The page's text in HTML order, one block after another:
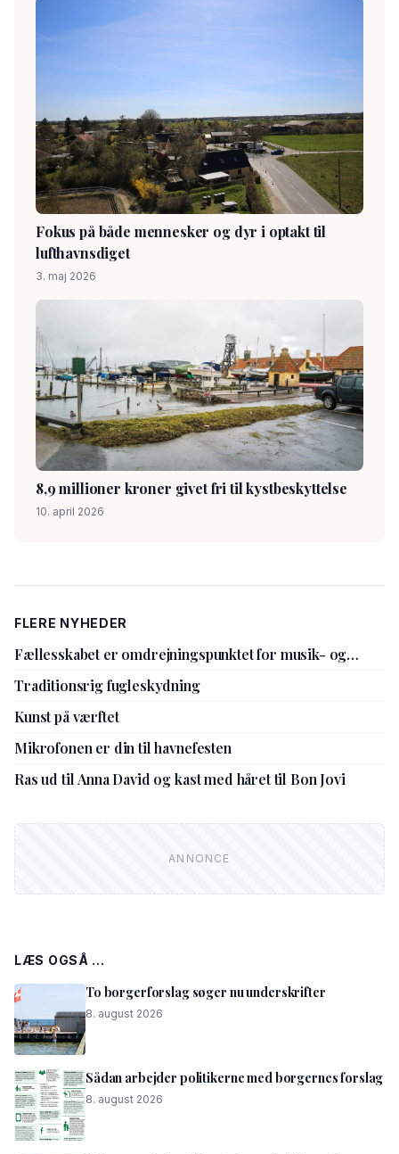
Fokus på både mennesker og dyr i optakt til
lufthavnsdiget
3. maj 2026
8,9 millioner kroner givet fri til kystbeskyttelse
10. april 2026
FLERE NYHEDER
Fællesskabet er omdrejningspunktet for musik- og
Traditionsrig fugleskydning
Kunst på værftet
Mikrofonen er din til havnefesten
Ras ud til Anna David og kast med håret til Bon Jovi
LÆS OGSÅ ...
To borgerforslag søger nu underskrifter
8. august 2026
Sådan arbejder politikerne med borgernes forslag
8. august 2026